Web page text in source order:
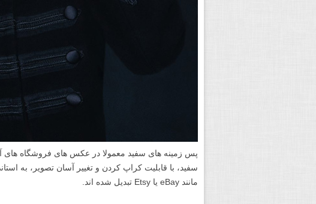
پس زمینه های سفید معمولا در عکس های فروشگاه های
سفید، با قابلیت کراپ کردن و تغییر آسان تصویر، به
مانند eBay یا Etsy تبدیل شده اند.